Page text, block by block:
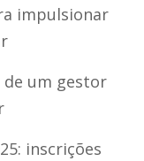
impulsionar
de um gestor
inscrições